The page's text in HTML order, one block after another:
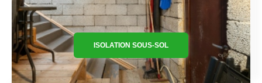
ISOLATION SOUS-SOL